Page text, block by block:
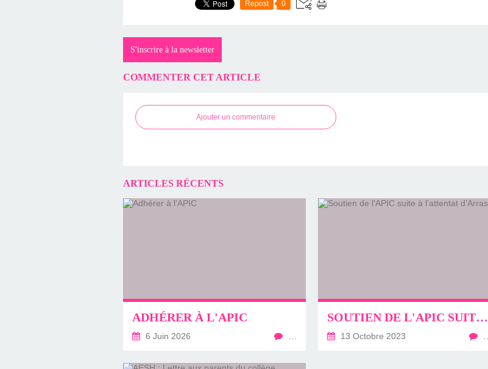
Repost 0
S'inscrire à la newsletter
COMMENTER CET ARTICLE
Ajouter un commentaire
ARTICLES RÉCENTS
ADHÉRER À L'APIC
6 Juin 2026
SOUTIEN DE L'APIC SUITE À L'ATTENTAT D'ARRAS
13 Octobre 2023